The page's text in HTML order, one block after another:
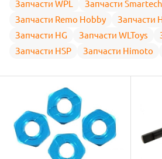
Запчасти WPL
Запчасти Smartech
Запчасти Remo Hobby
Запчасти
Запчасти HG
Запчасти WLToys
Запчасти HSP
Запчасти Himoto